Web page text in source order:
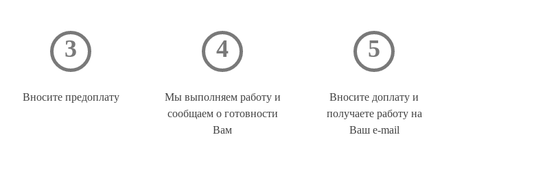
Вносите предоплату
Мы выполняем работу и
сообщаем о готовности
Вам
Вносите доплату и
получаете работу на
Ваш e-mail